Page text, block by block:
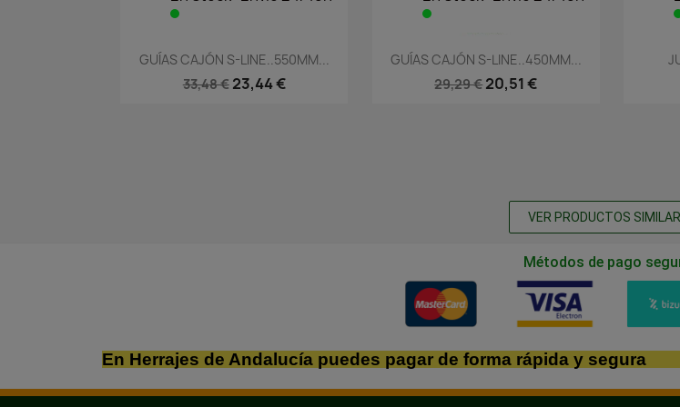
Vista rápida
GUÍAS CAJÓN S-LINE..550MM...
33,48 € 23,44 €
Vista rápida
GUÍAS CAJÓN S-LINE..450MM...
29,29 € 20,51 €
VER PRODUCTOS
Métodos de pago
En Herrajes de Andalucía puedes pagar de forma rápida y segura